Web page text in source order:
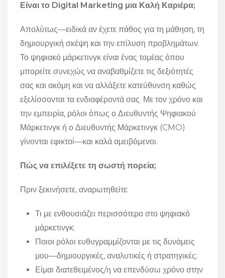
Είναι το Digital Marketing μια Καλή Καριέρα;
Απολύτως—ειδικά αν έχετε πάθος για τη μάθηση, τη
δημιουργική σκέψη και την επίλυση προβλημάτων.
Το ψηφιακό μάρκετινγκ είναι ένας τομέας όπου
μπορείτε συνεχώς να αναβαθμίζετε τις δεξιότητές
σας και ακόμη και να αλλάξετε κατεύθυνση καθώς
εξελίσσονται τα ενδιαφέροντά σας. Με τον χρόνο και
την εμπειρία, ρόλοι όπως ο Διευθυντής Ψηφιακού
Μάρκετινγκ ή ο Διευθυντής Μάρκετινγκ (CMO)
γίνονται εφικτοί—και καλά αμειβόμενοι.
Πώς να επιλέξετε τη σωστή πορεία;
Πριν ξεκινήσετε, αναρωτηθείτε:
Τι με ενθουσιάζει περισσότερο στο ψηφιακό
μάρκετινγκ;
Ποιοι ρόλοι ευθυγραμμίζονται με τις δυνάμεις
μου—δημιουργικές, αναλυτικές ή στρατηγικές;
Είμαι διατεθειμένος/η να επενδύσω χρόνο στην